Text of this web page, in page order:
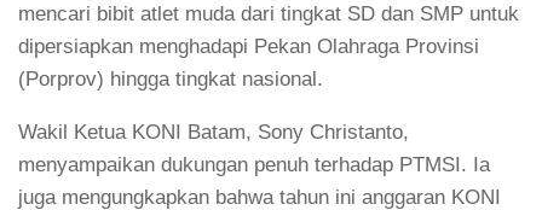
mencari bibit atlet muda dari tingkat SD dan SMP untuk
dipersiapkan menghadapi Pekan Olahraga Provinsi
(Porprov) hingga tingkat nasional.
Wakil Ketua KONI Batam, Sony Christanto,
menyampaikan dukungan penuh terhadap PTMSI. Ia
juga mengungkapkan bahwa tahun ini anggaran KONI